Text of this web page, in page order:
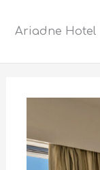
περιεχόμενο
Ariadne Hotel